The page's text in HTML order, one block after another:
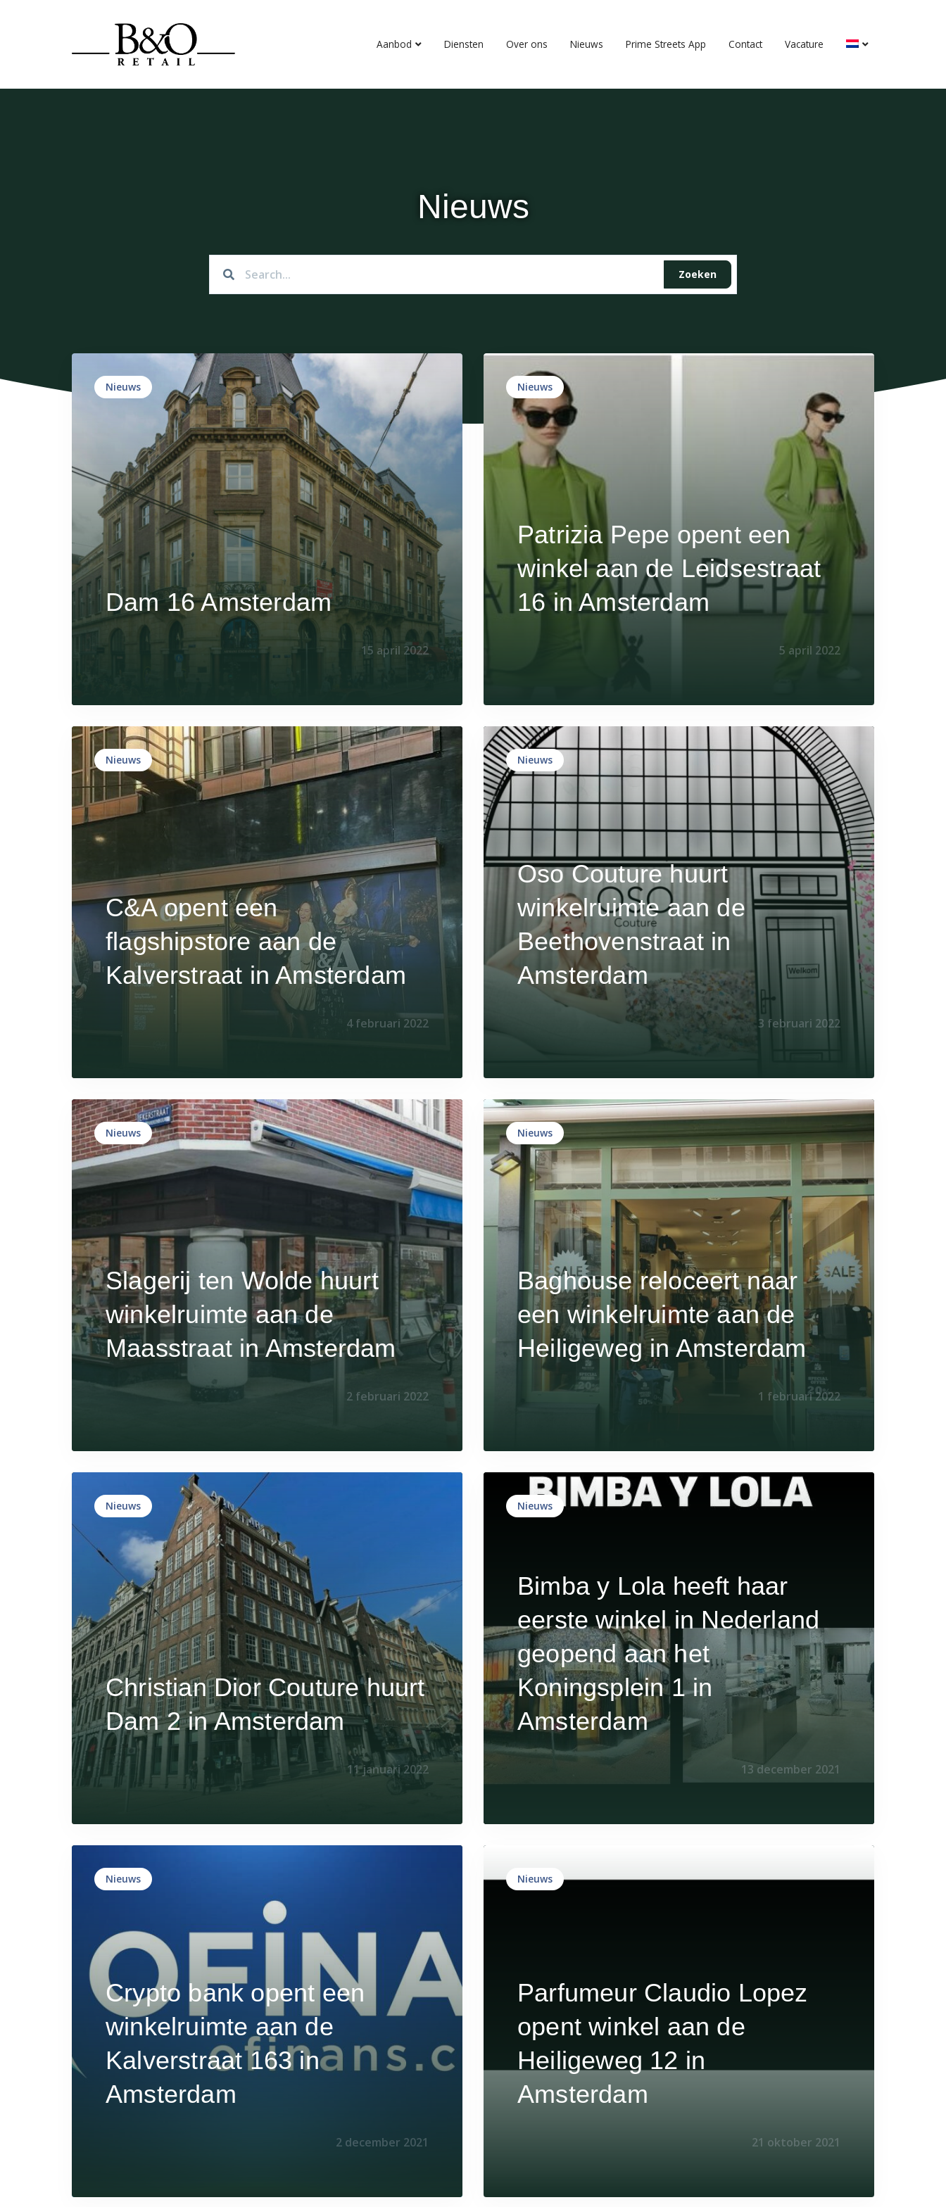
Aanbod Diensten Over ons Nieuws Prime Streets App Contact Vacature
Nieuws
Zoeken
Nieuws
Dam 16 Amsterdam
15 april 2022
Nieuws
Patrizia Pepe opent een
winkel aan de Leidsestraat
16 in Amsterdam
5 april 2022
Nieuws
C&A opent een
flagshipstore aan de
Kalverstraat in Amsterdam
4 februari 2022
Nieuws
Oso Couture huurt
winkelruimte aan de
Beethovenstraat in
Amsterdam
3 februari 2022
Nieuws
Slagerij ten Wolde huurt
winkelruimte aan de
Maasstraat in Amsterdam
2 februari 2022
Nieuws
Baghouse reloceert naar
een winkelruimte aan de
Heiligeweg in Amsterdam
1 februari 2022
Nieuws
Christian Dior Couture huurt
Dam 2 in Amsterdam
11 januari 2022
Nieuws
Bimba y Lola heeft haar
eerste winkel in Nederland
geopend aan het
Koningsplein 1 in
Amsterdam
13 december 2021
Nieuws
Crypto bank opent een
winkelruimte aan de
Kalverstraat 163 in
Amsterdam
2 december 2021
Nieuws
Parfumeur Claudio Lopez
opent winkel aan de
Heiligeweg 12 in
Amsterdam
21 oktober 2021